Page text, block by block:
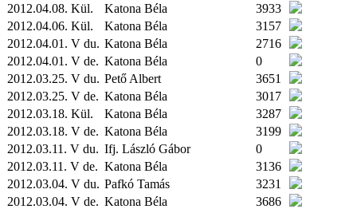
2012.04.08. Kül. Katona Béla
3933
2012.04.06. Kül. Katona Béla
3157
2012.04.01. V du. Katona Béla
2716
2012.04.01. V de. Katona Béla
0
2012.03.25. V du. Pető Albert
3651
2012.03.25. V de. Katona Béla
3017
2012.03.18. Kül. Katona Béla
3287
2012.03.18. V de. Katona Béla
3199
2012.03.11. V du. Ifj. László Gábor
0
2012.03.11. V de. Katona Béla
3136
2012.03.04. V du. Pafkó Tamás
3231
2012.03.04. V de. Katona Béla
3686